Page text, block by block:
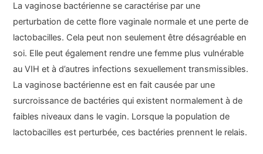
La vaginose bactérienne se caractérise par une
perturbation de cette flore vaginale normale et une perte de
lactobacilles. Cela peut non seulement être désagréable en
soi. Elle peut également rendre une femme plus vulnérable
au VIH et à d’autres infections sexuellement transmissibles.
La vaginose bactérienne est en fait causée par une
surcroissance de bactéries qui existent normalement à de
faibles niveaux dans le vagin. Lorsque la population de
lactobacilles est perturbée, ces bactéries prennent le relais.